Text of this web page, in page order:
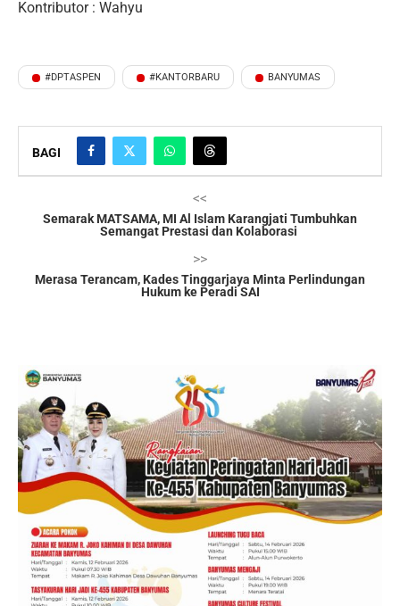
Kontributor : Wahyu
#DPTASPEN #KANTORBARU BANYUMAS
BAGI
<<
Semarak MATSAMA, MI Al Islam Karangjati Tumbuhkan
Semangat Prestasi dan Kolaborasi
>>
Merasa Terancam, Kades Tinggarjaya Minta Perlindungan
Hukum ke Peradi SAI